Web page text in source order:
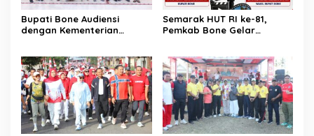
Bupati Bone Audiensi
dengan Kementerian
untuk Kepastian Hak Tanah
Masyarakat
Semarak HUT RI ke-81,
Pemkab Bone Gelar